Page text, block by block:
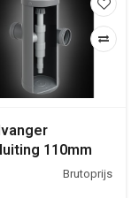
110mm
- 125mm uitlaat